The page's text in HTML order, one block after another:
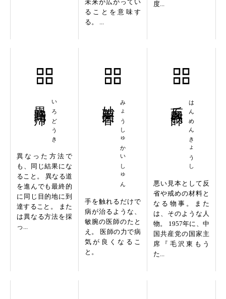
未来が広がってい
ることを意味す
る。 ...
度...
いろどうき
異なった方法で
も、同じ結果にな
ること。 異なる道
を進んでも最終的
に同じ目的地に到
達すること。 また
は異なる方法を採
っ...
みょうしゅかいしゅん
手を触れるだけで
病が治るような、
敏腕の医師のたと
え。 医師の力で病
気が良くなるこ
と。
はんめんきょうし
悪い見本として反
省や戒めの材料と
なる物事。また
は、そのような人
物。 1957年に、中
国共産党の国家主
席『毛沢東もう
た...